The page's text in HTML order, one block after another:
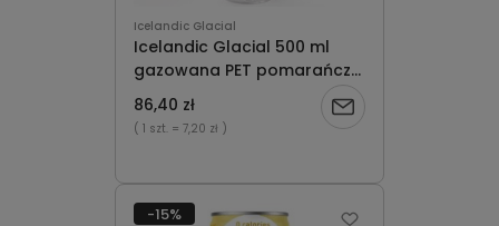
Icelandic Glacial
Icelandic Glacial 500 ml
gazowana PET pomarańcza
Tarocco x12
86,40 zł
( 1 szt. = 7,20 zł )
Powiadom
-15%